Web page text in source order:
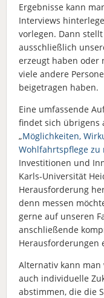
Ergebnisse kann
Interviews
vorlegen. Dann
ausschließlich
erzeugt haben oder
viele andere
beigetragen haben.
Eine umfassende
findet sich übrigens
„Möglichkeiten,
Wohlfahrtspflege zu
Investitionen und
Karls-Universität
Herausforderung
denn messen
gerne auf unseren
anschließende
Herausforderungen
Alternativ kann man
auch individuelle
abstimmen, die die